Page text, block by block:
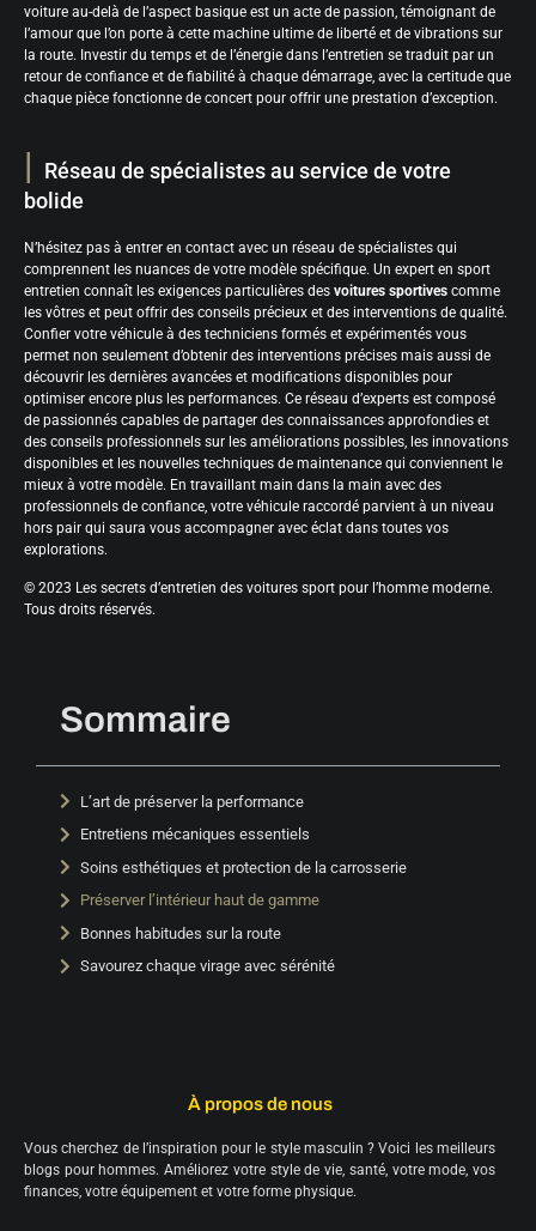
voiture au-delà de l’aspect basique est un acte de passion, témoignant de
l’amour que l’on porte à cette machine ultime de liberté et de vibrations sur
la route. Investir du temps et de l’énergie dans l’entretien se traduit par un
retour de confiance et de fiabilité à chaque démarrage, avec la certitude que
chaque pièce fonctionne de concert pour offrir une prestation d’exception.
Réseau de spécialistes au service de votre
bolide
N’hésitez pas à entrer en contact avec un réseau de spécialistes qui
comprennent les nuances de votre modèle spécifique. Un expert en sport
entretien connaît les exigences particulières des voitures sportives comme
les vôtres et peut offrir des conseils précieux et des interventions de qualité.
Confier votre véhicule à des techniciens formés et expérimentés vous
permet non seulement d’obtenir des interventions précises mais aussi de
découvrir les dernières avancées et modifications disponibles pour
optimiser encore plus les performances. Ce réseau d’experts est composé
de passionnés capables de partager des connaissances approfondies et
des conseils professionnels sur les améliorations possibles, les innovations
disponibles et les nouvelles techniques de maintenance qui conviennent le
mieux à votre modèle. En travaillant main dans la main avec des
professionnels de confiance, votre véhicule raccordé parvient à un niveau
hors pair qui saura vous accompagner avec éclat dans toutes vos
explorations.
© 2023 Les secrets d’entretien des voitures sport pour l’homme moderne.
Tous droits réservés.
Sommaire
L’art de préserver la performance
Entretiens mécaniques essentiels
Soins esthétiques et protection de la carrosserie
Préserver l’intérieur haut de gamme
Bonnes habitudes sur la route
Savourez chaque virage avec sérénité
À propos de nous
Vous cherchez de l’inspiration pour le style masculin ? Voici les meilleurs
blogs pour hommes. Améliorez votre style de vie, santé, votre mode, vos
finances, votre équipement et votre forme physique.